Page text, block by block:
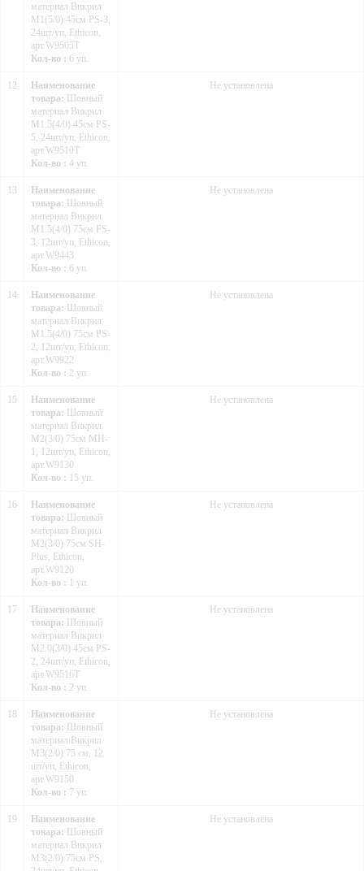
материал Викрил
М1(5/0) 45см PS-3,
24шт/уп, Ethicon,
арт.W9505T
Кол-во : 6 уп.
12
Наименование
товара: Шовный
материал Викрил
М1.5(4/0) 45см PS-
5, 24шт/уп, Ethicon,
арт.W9510T
Кол-во : 4 уп.
Не установлена
13
Наименование
товара: Шовный
материал Викрил
М1.5(4/0) 75см FS-
3, 12шт/уп, Ethicon,
арт.W9443
Кол-во : 6 уп.
Не установлена
14
Наименование
товара: Шовный
материал Викрил
М1.5(4/0) 75см PS-
2, 12шт/уп, Ethicon,
арт.W9922
Кол-во : 2 уп.
Не установлена
15
Наименование
товара: Шовный
материал Викрил
М2(3/0) 75см MH-
1, 12шт/уп, Ethicon,
арт.W9130
Кол-во : 15 уп.
Не установлена
16
Наименование
товара: Шовный
материал Викрил
М2(3/0) 75см SH-
Plus, Ethicon,
арт.W9120
Кол-во : 1 уп.
Не установлена
17
Наименование
товара: Шовный
материал Викрил
М2.0(3/0) 45см PS-
2, 24шт/уп, Ethicon,
арт.W9516T
Кол-во : 2 уп.
Не установлена
18
Наименование
товара: Шовный
материал Викрил
М3(2/0) 75 см, 12
шт/уп, Ethicon,
арт.W9150
Кол-во : 7 уп.
Не установлена
19
Наименование
товара: Шовный
материал Викрил
М3(2/0) 75см PS,
Не установлена